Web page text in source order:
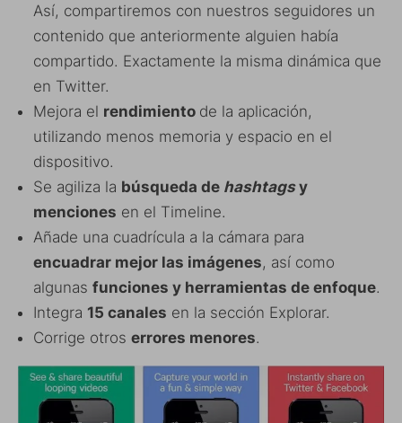
Así, compartiremos con nuestros seguidores un
contenido que anteriormente alguien había
compartido. Exactamente la misma dinámica que
en Twitter.
Mejora el rendimiento de la aplicación,
utilizando menos memoria y espacio en el
dispositivo.
Se agiliza la búsqueda de hashtagsy
menciones en el Timeline.
Añade una cuadrícula a la cámara para
encuadrar mejor las imágenes, así como
algunas funciones y herramientas de enfoque.
Integra 15 canales en la sección Explorar.
Corrige otros errores menores.